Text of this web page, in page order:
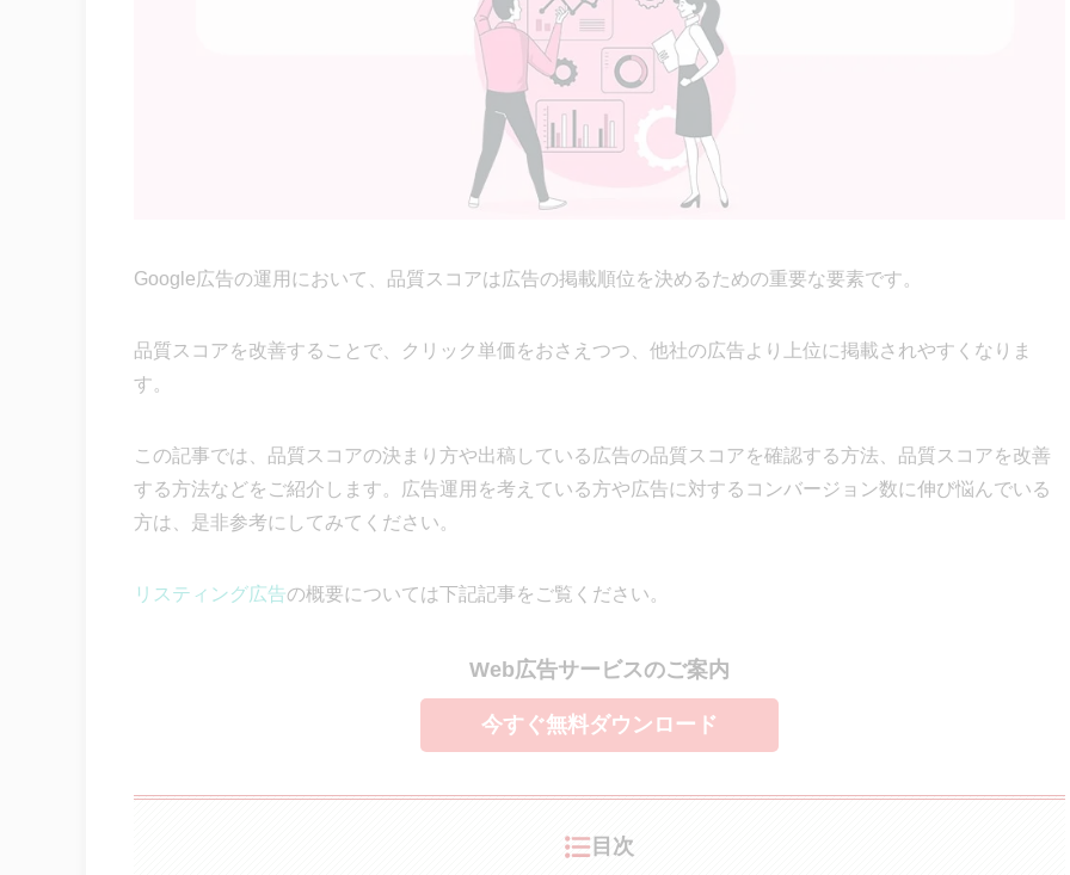
Google広告の運用において、品質スコアは広告の掲載順位を決めるための重要な要素です。
品質スコアを改善することで、クリック単価をおさえつつ、他社の広告より上位に掲載されやすくなりま
す。
この記事では、品質スコアの決まり方や出稿している広告の品質スコアを確認する方法、品質スコアを改善
する方法などをご紹介します。広告運用を考えている方や広告に対するコンバージョン数に伸び悩んでいる
方は、是非参考にしてみてください。
リスティング広告の概要については下記記事をご覧ください。
Web広告サービスのご案内
今すぐ無料ダウンロード
目次